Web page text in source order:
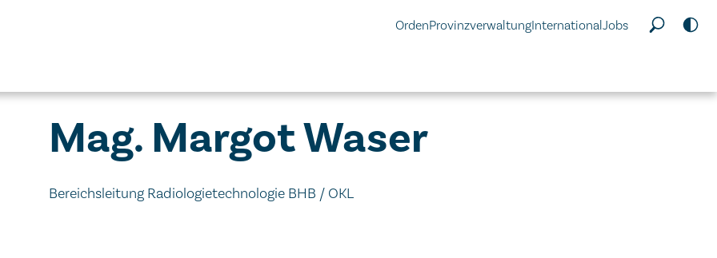
OrdenProvinzverwaltungInternationalJobs
Mag. Margot Waser
Bereichsleitung Radiologietechnologie BHB / OKL